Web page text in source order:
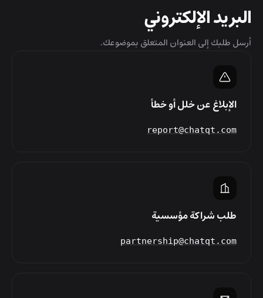
البريد الإلكتروني
أرسل طلبك إلى العنوان المتعلق بموضوعك.
الإبلاغ عن خلل أو خطأ
report@chatqt.com
طلب شراكة مؤسسية
partnership@chatqt.com